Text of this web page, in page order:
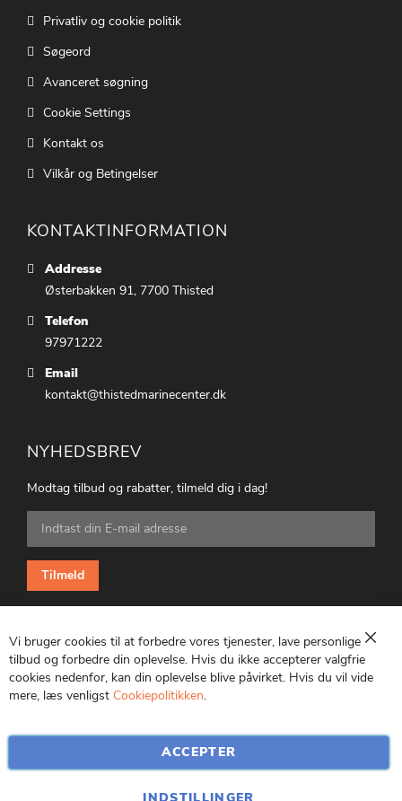
Privatliv og cookie politik
Søgeord
Avanceret søgning
Cookie Settings
Kontakt os
Vilkår og Betingelser
KONTAKTINFORMATION
Addresse
Østerbakken 91, 7700 Thisted
Telefon
97971222
Email
kontakt@thistedmarinecenter.dk
NYHEDSBREV
Modtag tilbud og rabatter, tilmeld dig i dag!
Tilmeld
dig
vores
nyhedsbrev:
Tilmeld
CVR: 25847369
Luk
Vi bruger cookies til at forbedre vores tjenester, lave personlige
tilbud og forbedre din oplevelse. Hvis du ikke accepterer valgfrie
cookies nedenfor, kan din oplevelse blive påvirket. Hvis du vil vide
mere, læs venligst Cookiepolitikken.
ACCEPTER